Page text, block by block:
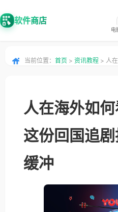
软件商店
电
当前位置： 首页 > 资讯教程 > 人
人在海外如何
这份回国追
缓冲